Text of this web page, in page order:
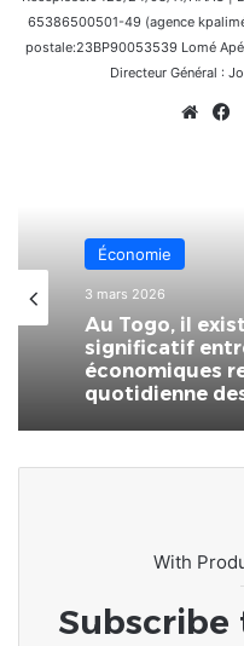
65386500501-49 (agence
postale:23BP90053539 Lomé
Directeur Général :
Économie
3 mars 2026
Au Togo, il
significatif
économiques
quotidienne
With